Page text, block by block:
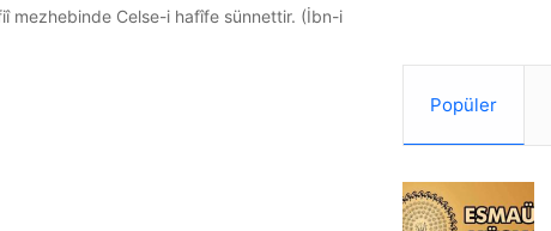
mezhebinde Celse-i hafîfe sünnettir. (İbn-i
Popüler